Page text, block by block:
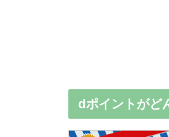
dポイントがど